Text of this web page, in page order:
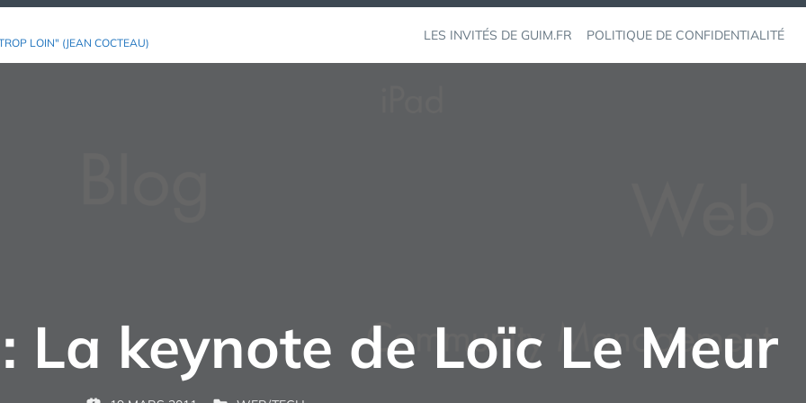
LOIN" (JEAN COCTEAU) LES INVITÉS DE GUIM.FR POLITIQUE DE CONFIDENTIALITÉ
La keynote de Loïc Le Meur